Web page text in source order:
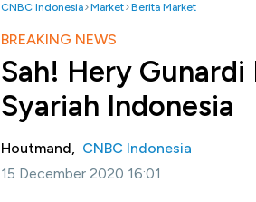
CNBC Indonesia Market Berita Market
BREAKING NEWS
Sah! Hery
Syariah Indonesia
Houtmand, CNBC Indonesia
15 December 2020 16:01